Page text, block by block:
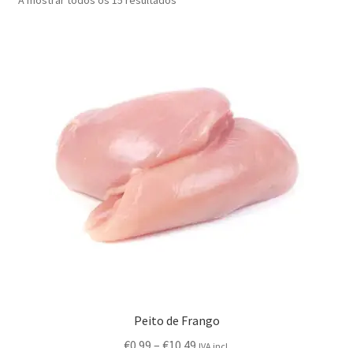
Peito de Frango
€0.99 – €10.49